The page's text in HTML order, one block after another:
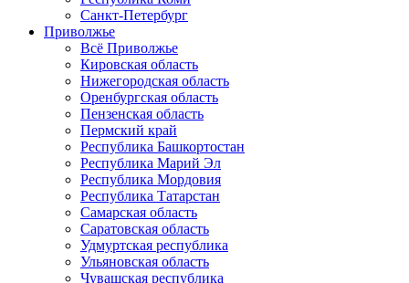
Санкт-Петербург
Приволжье
Всё Приволжье
Кировская область
Нижегородская область
Оренбургская область
Пензенская область
Пермский край
Республика Башкортостан
Республика Марий Эл
Республика Мордовия
Республика Татарстан
Самарская область
Саратовская область
Удмуртская республика
Ульяновская область
Чувашская республика